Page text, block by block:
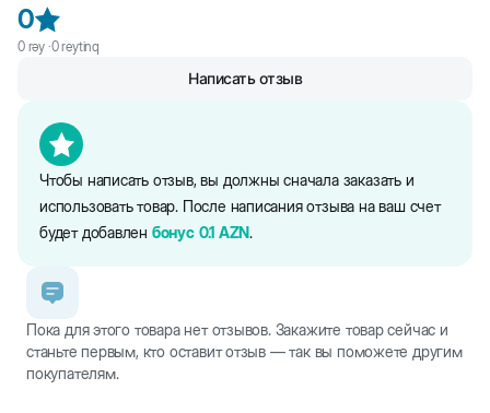
имущества и удовлетворения жевательных потребностей
питомца, игрушка-канат выручит Вас как нельзя лучше. Помимо
КанатBeeztees
узлов по всей длине. За счет плотности плетения нитей
обеспечивается безопасность вашей собаки, которая точно не
сможет разгрызть канат и проглотить его нити.
Игрушки для собак очень важны, ведь игры являются
неотъемлимой частью их жизни.
0
0rəy ·0reytinq
Чтобы написать отзыв, вы должны сначала заказать и
использовать товар. После написания отзыва на ваш счет
будет добавлен бонус 0.1 AZN.
Написать отзыв
Пока для этого товара нет отзывов. Закажите товар сейчас и
станьте первым, кто оставит отзыв — так вы поможете другим
покупателям.